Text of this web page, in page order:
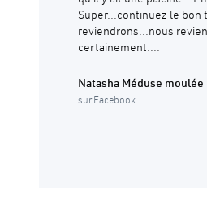
Super...continuez le bon
reviendrons...nous
certainement....
Natasha Méduse moulée
sur Facebook